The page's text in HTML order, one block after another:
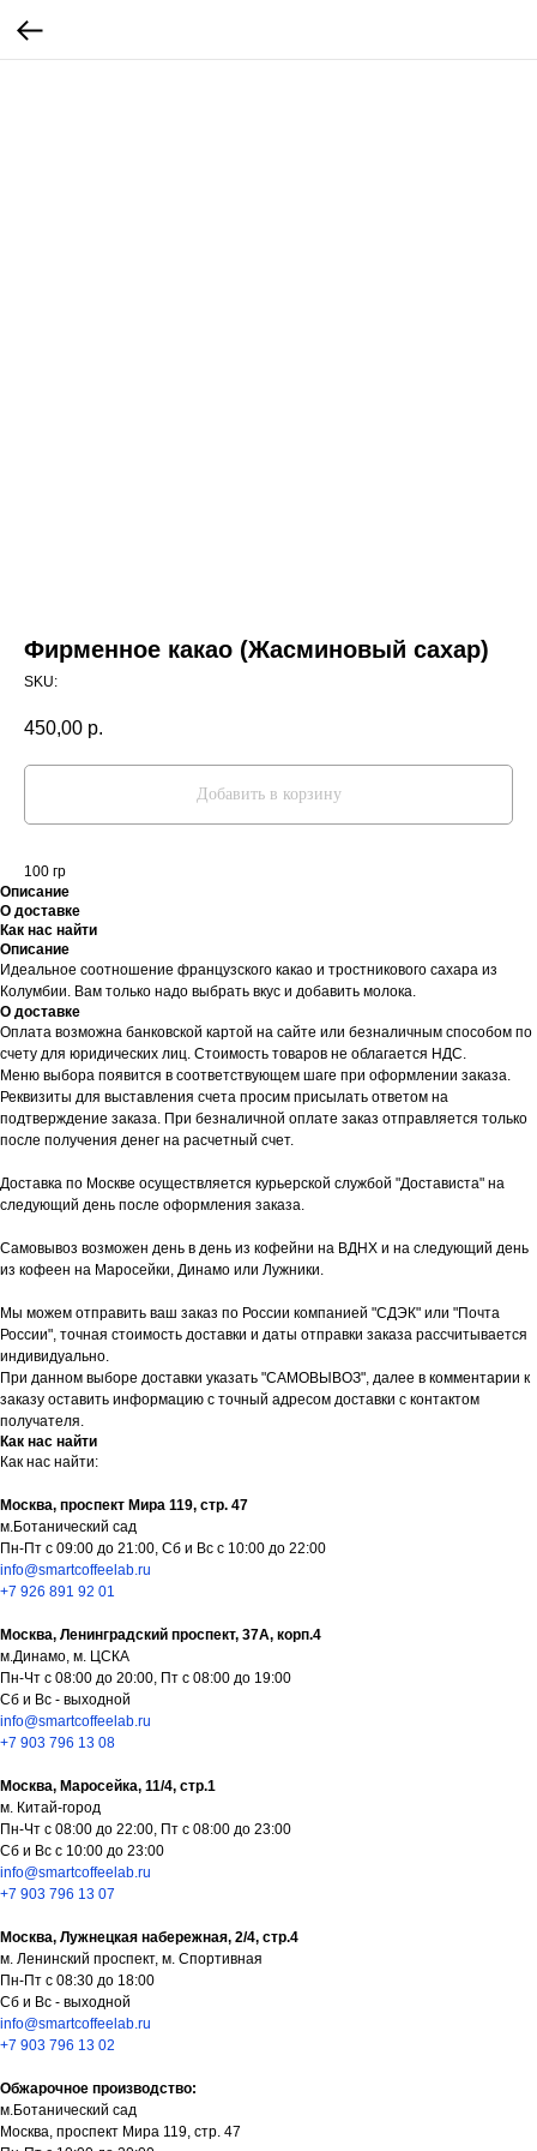
Фирменное какао (Жасминовый сахар)
SKU:
450,00 р.
Добавить в корзину
100 гр
Описание
О доставке
Как нас найти
Описание
Идеальное соотношение французского какао и тростникового сахара из
Колумбии. Вам только надо выбрать вкус и добавить молока.
О доставке
Оплата возможна банковской картой на сайте или безналичным способом по
счету для юридических лиц. Стоимость товаров не облагается НДС.
Меню выбора появится в соответствующем шаге при оформлении заказа.
Реквизиты для выставления счета просим присылать ответом на
подтверждение заказа. При безналичной оплате заказ отправляется только
после получения денег на расчетный счет.
Доставка по Москве осуществляется курьерской службой "Достависта" на
следующий день после оформления заказа.
Самовывоз возможен день в день из кофейни на ВДНХ и на следующий день
из кофеен на Маросейки, Динамо или Лужники.
Мы можем отправить ваш заказ по России компанией "СДЭК" или "Почта
России", точная стоимость доставки и даты отправки заказа рассчитывается
индивидуально.
При данном выборе доставки указать "САМОВЫВОЗ", далее в комментарии к
заказу оставить информацию с точный адресом доставки с контактом
получателя.
Как нас найти
Как нас найти:
Москва, проспект Мира 119, стр. 47
м.Ботанический сад
Пн-Пт с 09:00 до 21:00, Сб и Вс с 10:00 до 22:00
info@smartcoffeelab.ru
+7 926 891 92 01
Москва, Ленинградский проспект, 37А, корп.4
м.Динамо, м. ЦСКА
Пн-Чт с 08:00 до 20:00, Пт с 08:00 до 19:00
Сб и Вс - выходной
info@smartcoffeelab.ru
+7 903 796 13 08
Москва, Маросейка, 11/4, стр.1
м. Китай-город
Пн-Чт с 08:00 до 22:00, Пт с 08:00 до 23:00
Сб и Вс с 10:00 до 23:00
info@smartcoffeelab.ru
+7 903 796 13 07
Москва, Лужнецкая набережная, 2/4, стр.4
м. Ленинский проспект, м. Спортивная
Пн-Пт с 08:30 до 18:00
Сб и Вс - выходной
info@smartcoffeelab.ru
+7 903 796 13 02
Обжарочное производство:
м.Ботанический сад
Москва, проспект Мира 119, стр. 47
м. Ботанический сад
Пн-Пт с 09:00 до 21:00
Сб, Вс и праздничные дни с 10:00 до 21:00
+7 926 891 92 01
Москва, проспект Мира 119, стр.
47
ВДНХ
Как нас найти: